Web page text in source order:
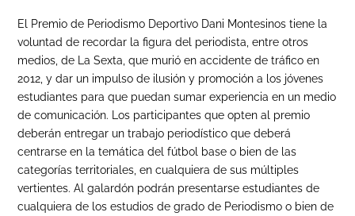
El Premio de Periodismo Deportivo Dani Montesinos tiene la
voluntad de recordar la figura del periodista, entre otros
medios, de La Sexta, que murió en accidente de tráfico en
2012, y dar un impulso de ilusión y promoción a los jóvenes
estudiantes para que puedan sumar experiencia en un medio
de comunicación. Los participantes que opten al premio
deberán entregar un trabajo periodístico que deberá
centrarse en la temática del fútbol base o bien de las
categorías territoriales, en cualquiera de sus múltiples
vertientes. Al galardón podrán presentarse estudiantes de
cualquiera de los estudios de grado de Periodismo o bien de